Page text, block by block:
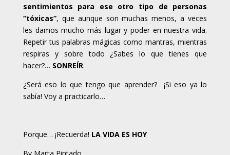
sentimientos para ese otro tipo de personas
“tóxicas”, que aunque son muchas menos, a veces
les damos mucho más lugar y poder en nuestra vida.
Repetir tus palabras mágicas como mantras, mientras
respiras y sobre todo ¿Sabes lo que tienes que
hacer?… SONREÍR.
¿Será eso lo que tengo que aprender? ¡Si eso ya lo
sabía! Voy a practicarlo…
Porque… ¡Recuerda! LA VIDA ES HOY